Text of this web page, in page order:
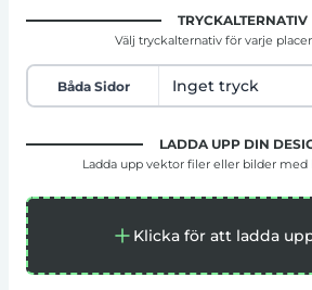
TRYCKALTERNATIV
Välj tryckalternativ för varje
Båda Sidor
LADDA UPP DIN
Ladda upp vektor filer eller bilder
Klicka för att ladda